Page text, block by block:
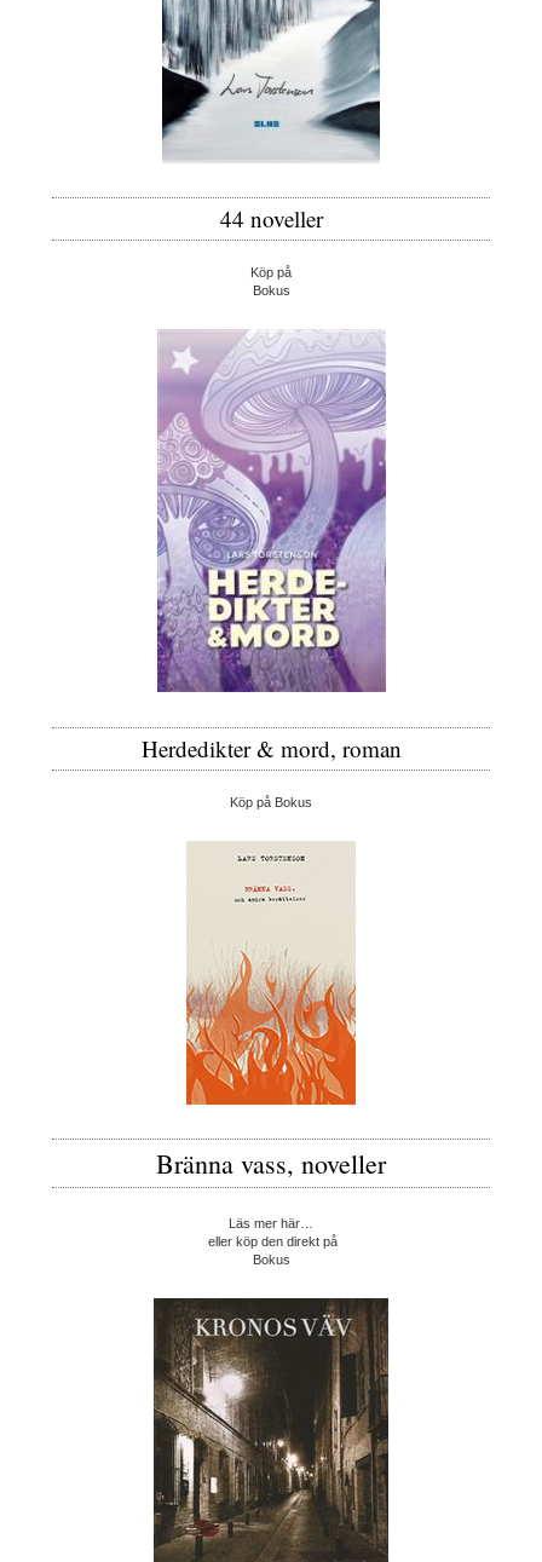
44 noveller
Köp på
Bokus
Herdedikter & mord, roman
Köp på Bokus
Bränna vass, noveller
Läs mer här…
eller köp den direkt på
Bokus